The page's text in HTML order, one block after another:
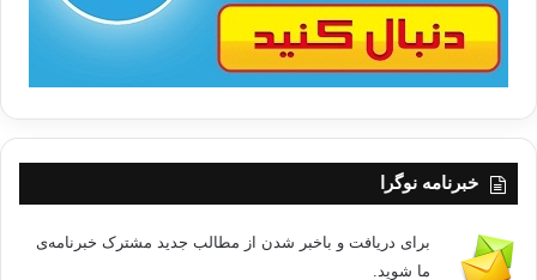
خبرنامه نوگرا
برای دریافت و باخبر شدن از مطالب جدید مشترک خبرنامه‌ی
ما شوید.